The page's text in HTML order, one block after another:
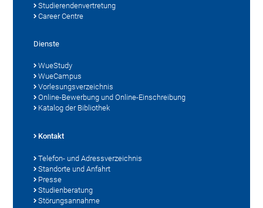
Studierendenvertretung
Career Centre
Dienste
WueStudy
WueCampus
Vorlesungsverzeichnis
Online-Bewerbung und Online-Einschreibung
Katalog der Bibliothek
Kontakt
Telefon- und Adressverzeichnis
Standorte und Anfahrt
Presse
Studienberatung
Störungsannahme